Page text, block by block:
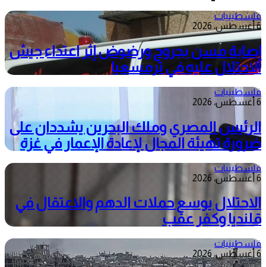
فلسطينيات
6 أغسطس، 2026
إصابة مسن بجروح ورضوض إثر اعتداء جيش
الاحتلال عليه في ترمسعيا
فلسطينيات
6 أغسطس، 2026
الرئيس المصري وملك البحرين يشددان على
ضرورة تهيئة المجال لإعادة الإعمار في غزة
فلسطينيات
6 أغسطس، 2026
الاحتلال يوسع حملات الدهم والاعتقال في
قلنديا وكفر عقب
فلسطينيات
6 أغسطس، 2026